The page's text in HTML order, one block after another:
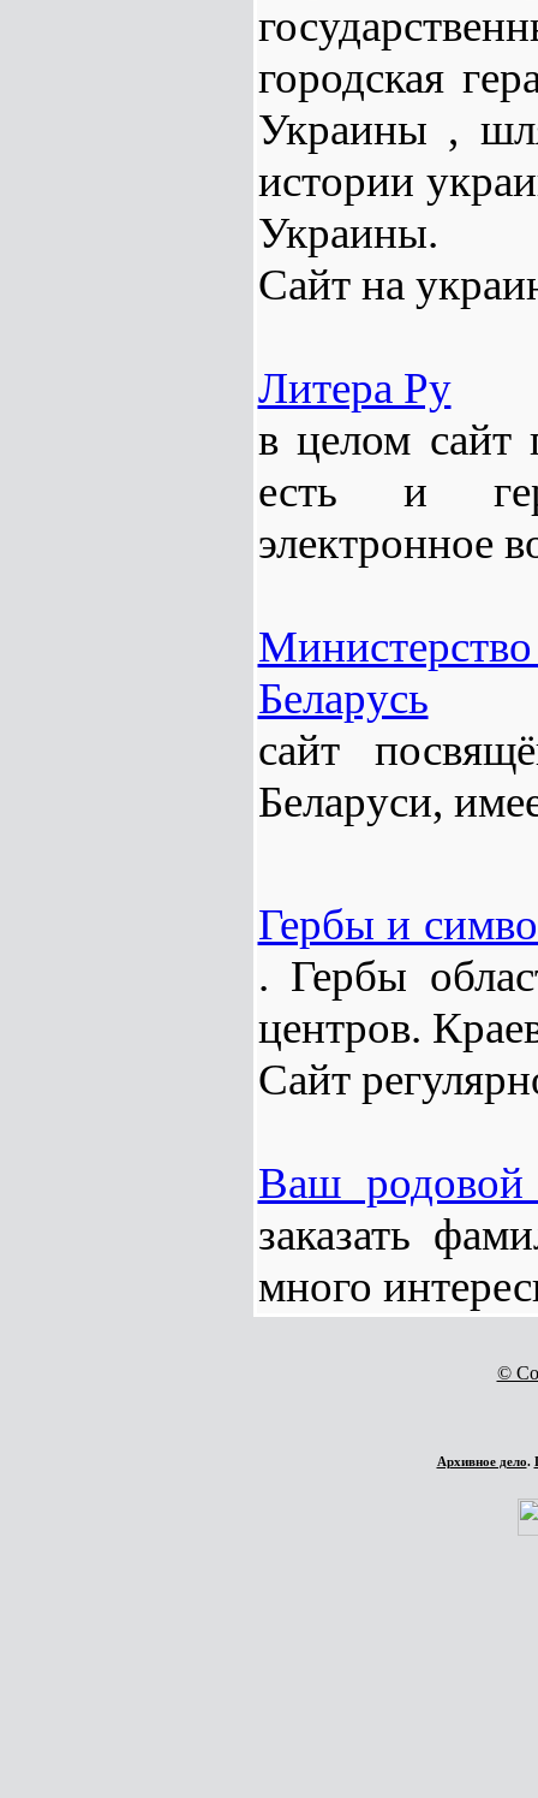
городская
Украины ,
истории
Украины.
Сайт на
Литера Ру
в целом сайт
есть и
электронное
Беларусь
сайт
Беларуси,
Гербы и
. Гербы
центров.
Сайт
Ваш родовой
заказать
много
©
Архивное дело.